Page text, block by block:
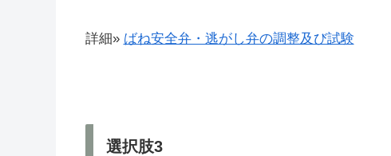
詳細» ばね安全弁・逃がし弁の調整及び試験
選択肢3